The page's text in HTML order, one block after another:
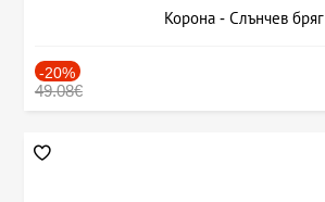
Корона - Слънчев бряг
-20%
49.08€